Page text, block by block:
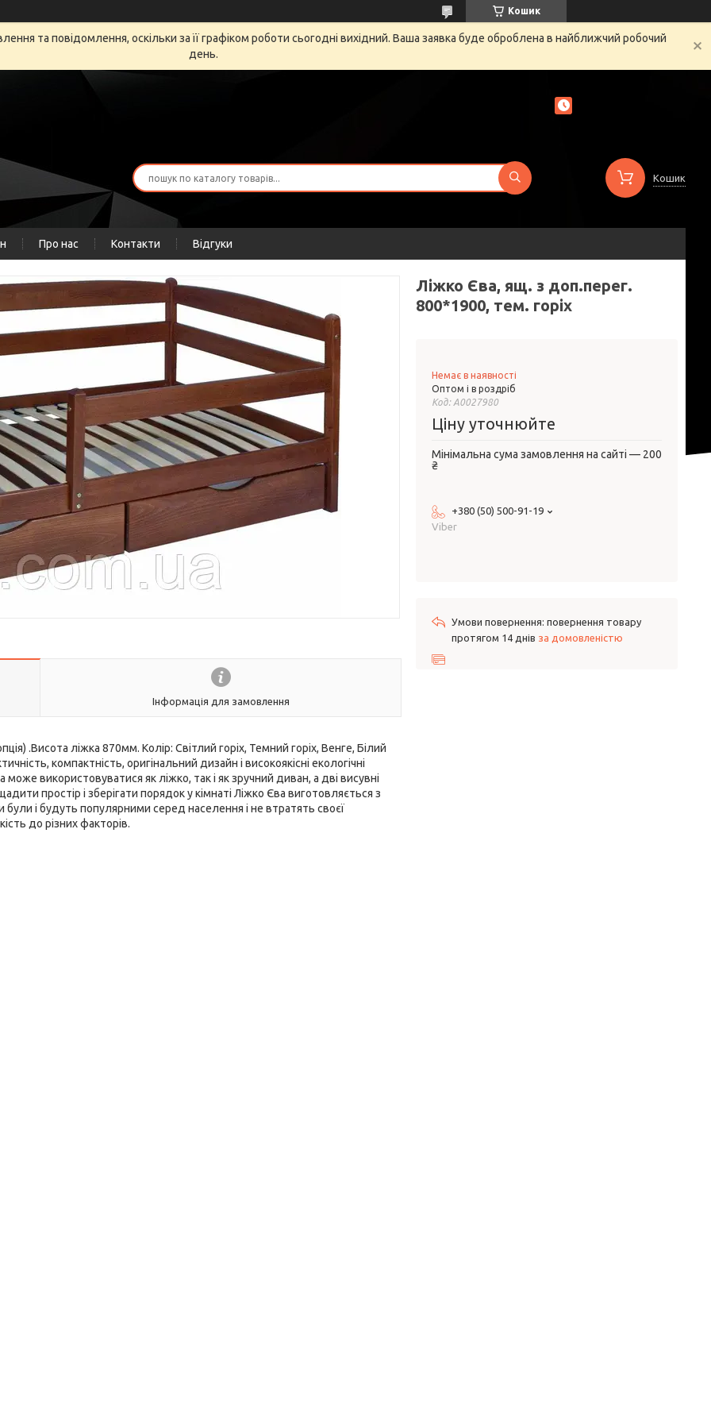
Кошик
та повідомлення, оскільки за її графіком роботи сьогодні вихідний. Ваша заявка буде оброблена в найближчий робочий
день.
Кошик
Про нас Контакти Відгуки
Інформація для замовлення
.Висота ліжка 870мм. Колір: Світлий горіх, Темний горіх, Венге, Білий
компактність, оригінальний дизайн і високоякісні екологічні
використовуватися як ліжко, так і як зручний диван, а дві висувні
простір і зберігати порядок у кімнаті Ліжко Єва виготовляється з
були і будуть популярними серед населення і не втратять своєї
до різних факторів.
Ліжко Єва, ящ. з доп.перег.
800*1900, тем. горіх
Немає в наявності
Оптом і в роздріб
Код: А0027980
Ціну уточнюйте
Мінімальна сума замовлення на сайті — 200
₴
+380 (50) 500-91-19
Viber
повернення товару
протягом 14 днів за домовленістю